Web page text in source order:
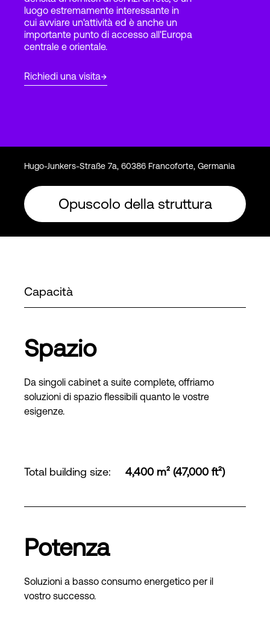
Accesso
luogo estremamente interessante in
cui avviare un'attività ed è anche un
importante punto di accesso all'Europa
centrale e orientale.
Richiedi una visita
Hugo-Junkers-Straße 7a, 60386 Francoforte, Germania
Opuscolo della struttura
Capacità
Spazio
Da singoli cabinet a suite complete, offriamo
soluzioni di spazio flessibili quanto le vostre
esigenze.
Total building size: 4,400 m² (47,000 ft²)
Potenza
Soluzioni a basso consumo energetico per il
vostro successo.